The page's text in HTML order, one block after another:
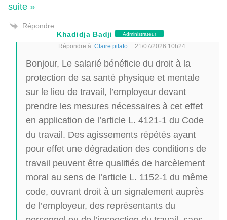
suite »
Répondre
Khadidja Badji
Administrateur
Répondre à Claire pilato 21/07/2026 10h24
Bonjour, Le salarié bénéficie du droit à la
protection de sa santé physique et mentale
sur le lieu de travail, l’employeur devant
prendre les mesures nécessaires à cet effet
en application de l’article L. 4121-1 du Code
du travail. Des agissements répétés ayant
pour effet une dégradation des conditions de
travail peuvent être qualifiés de harcèlement
moral au sens de l’article L. 1152-1 du même
code, ouvrant droit à un signalement auprès
de l’employeur, des représentants du